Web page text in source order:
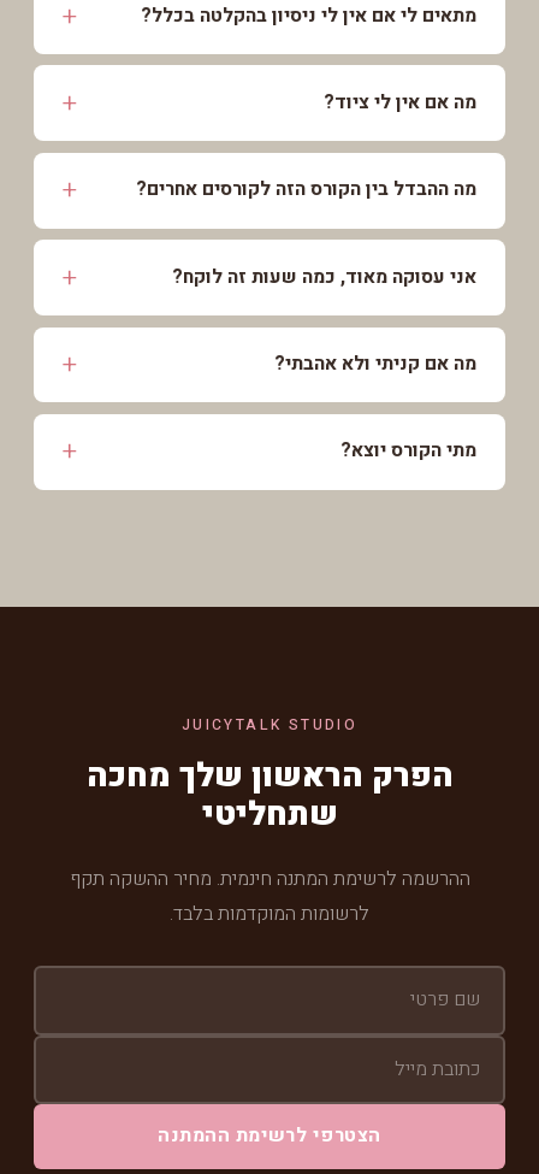
מתאים לי אם אין לי ניסיון בהקלטה בכלל?
מה אם אין לי ציוד?
מה ההבדל בין הקורס הזה לקורסים אחרים?
אני עסוקה מאוד, כמה שעות זה לוקח?
מה אם קניתי ולא אהבתי?
מתי הקורס יוצא?
JUICYTALK STUDIO
הפרק הראשון שלך מחכה
שתחליטי
ההרשמה לרשימת המתנה חינמית. מחיר ההשקה תקף
לרשומות המוקדמות בלבד.
הצטרפי לרשימת ההמתנה